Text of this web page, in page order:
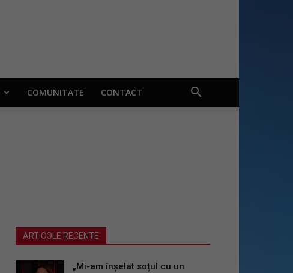
COMUNITATE CONTACT
ARTICOLE RECENTE
„Mi-am înșelat soțul cu un